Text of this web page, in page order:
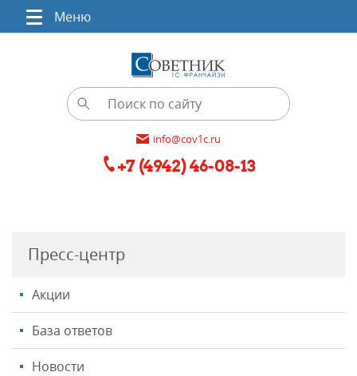
Меню
info@cov1c.ru
+7 (4942) 46-08-13
Пресс-центр
Акции
База ответов
Новости